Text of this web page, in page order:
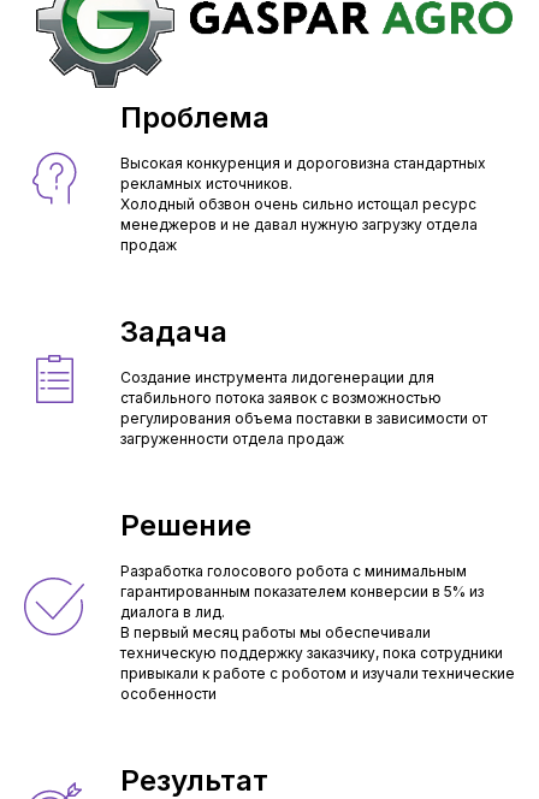
Проблема
Высокая конкуренция и дороговизна стандартных
рекламных источников.
Холодный обзвон очень сильно истощал ресурс
менеджеров и не давал нужную загрузку отдела
продаж
Задача
Создание инструмента лидогенерации для
стабильного потока заявок с возможностью
регулирования объема поставки в зависимости от
загруженности отдела продаж
Решение
Разработка голосового робота с минимальным
гарантированным показателем конверсии в 5% из
диалога в лид.
В первый месяц работы мы обеспечивали
техническую поддержку заказчику, пока сотрудники
привыкали к работе с роботом и изучали технические
особенности
Результат